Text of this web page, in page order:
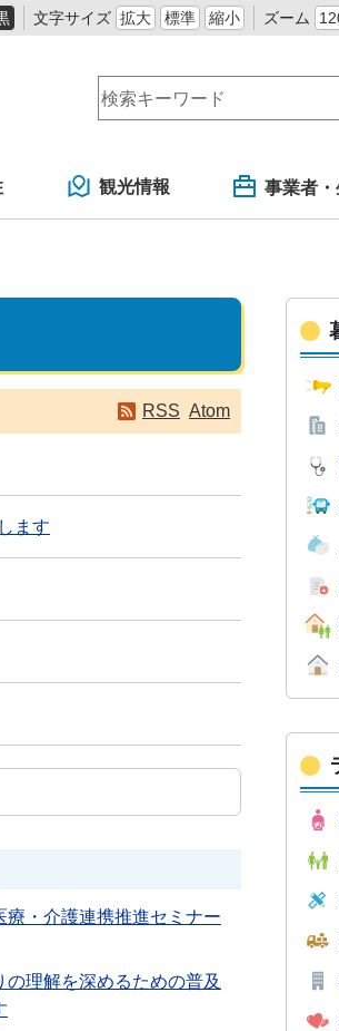
文字サイズ 拡大 標準 縮小 ズーム
観光情報 事業者
RSS Atom
ます
・介護連携推進セミナー
理解を深めるための普及